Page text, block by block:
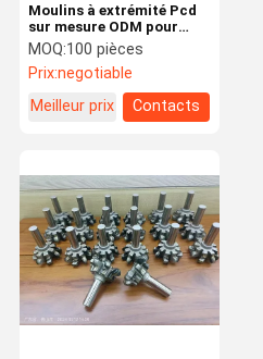
Moulins à extrémité Pcd
sur mesure ODM pour
pièces de travail en
métaux non ferreux
MOQ:100 pièces
Prix:negotiable
Meilleur prix
Contacts